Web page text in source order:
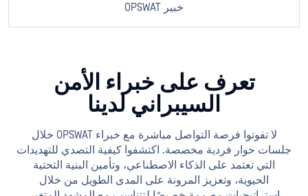
خبير OPSWAT
تعرف على خبراء الأمن
السيبراني لدينا
لا تفوتوا فرصة التواصل مباشرة مع خبراء OPSWAT خلال
جلسات حوار فردية مخصصة. اكتشفوا كيفية التصدي للتهديدات
التي تعتمد على الذكاء الاصطناعي، وتأمين البنية التحتية
الحيوية، وتعزيز المرونة على المدى الطويل من خلال